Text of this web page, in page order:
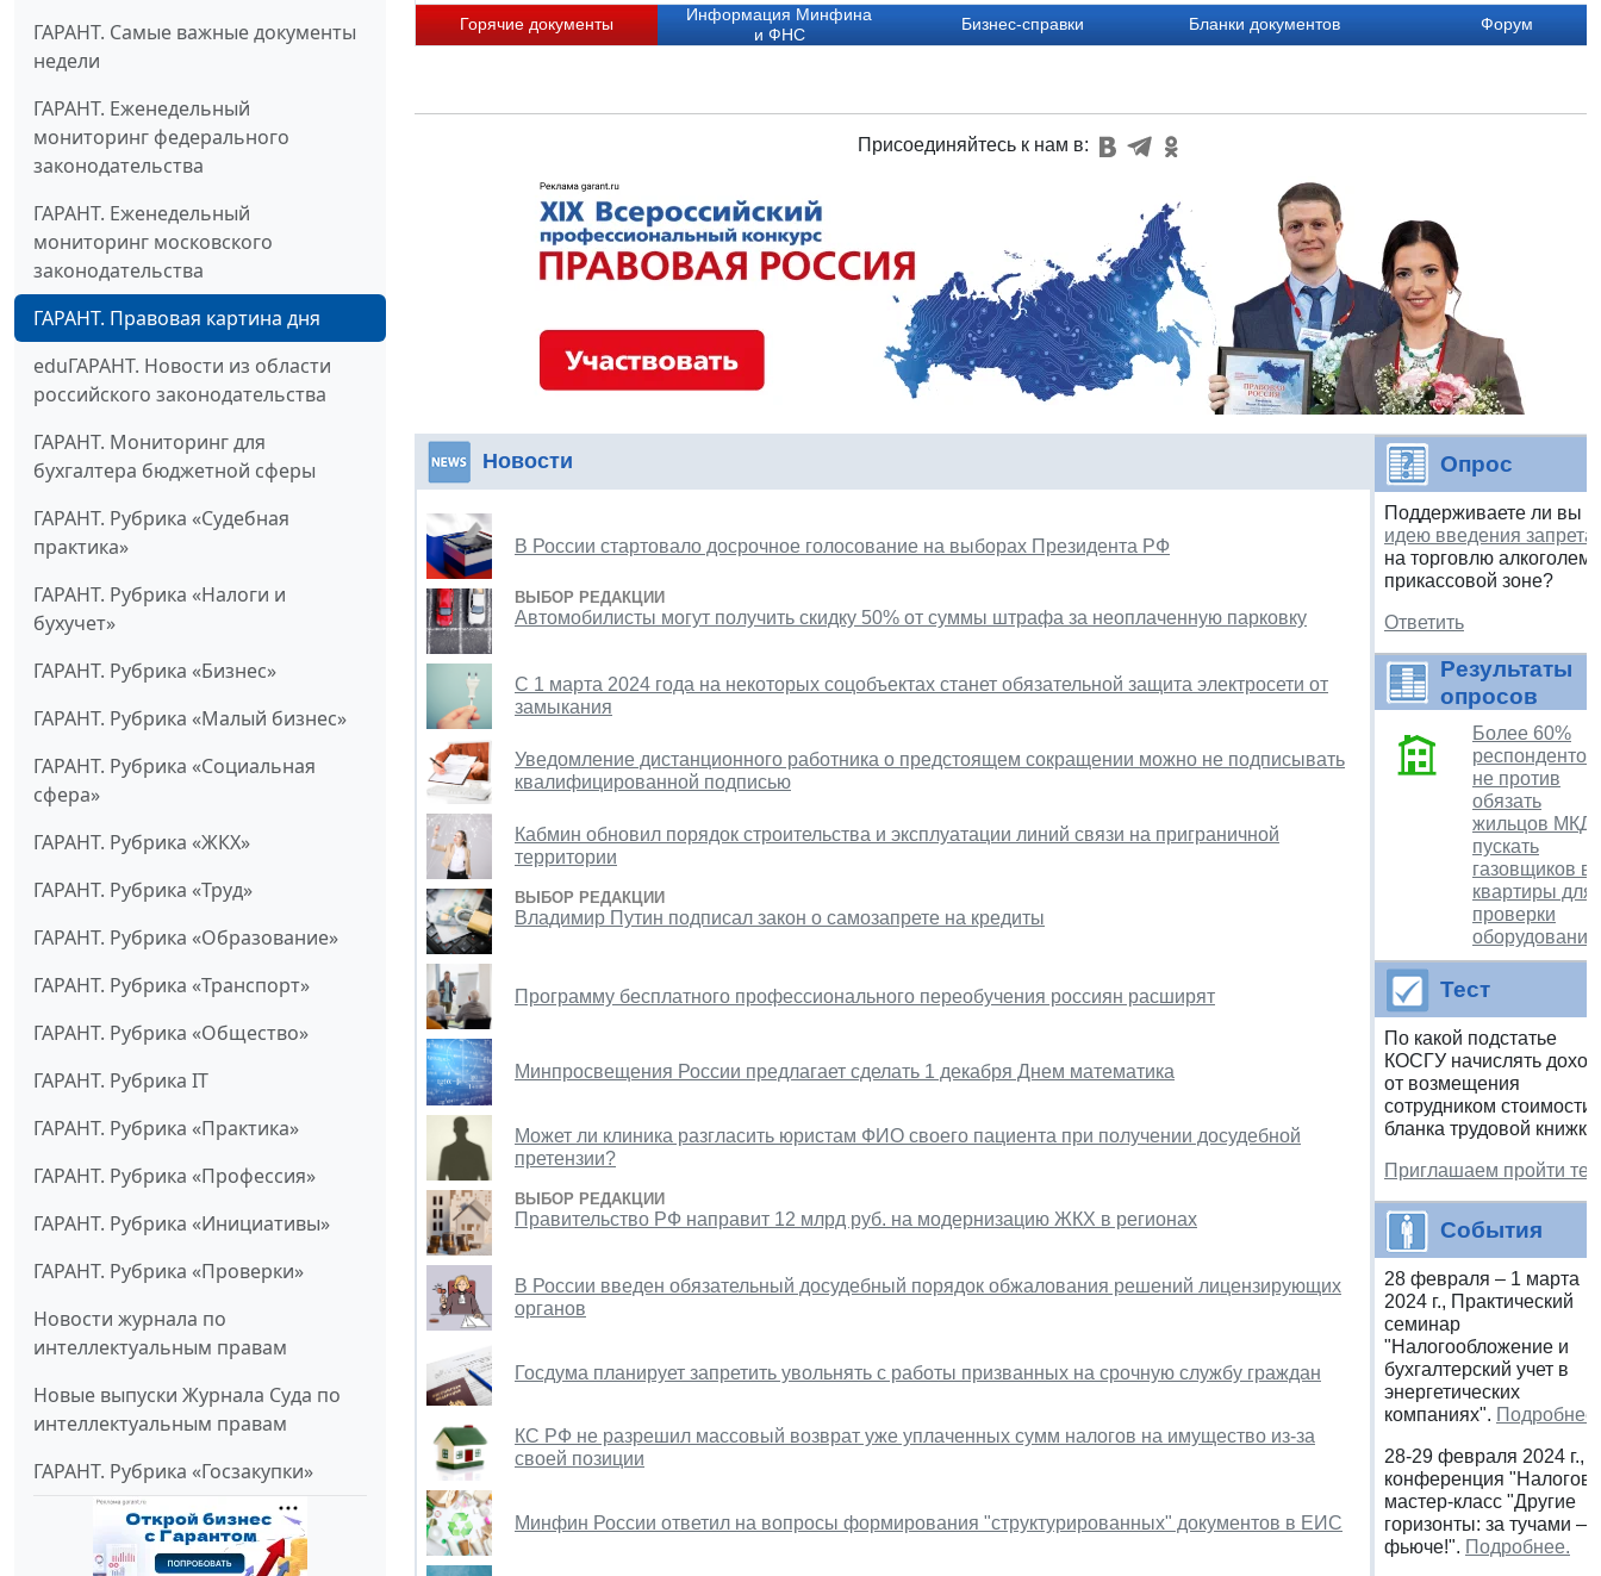
ГАРАНТ. Самые важные документы
недели
ГАРАНТ. Еженедельный
мониторинг федерального
законодательства
ГАРАНТ. Еженедельный
мониторинг московского
законодательства
ГАРАНТ. Правовая картина дня
eduГАРАНТ. Новости из области
российского законодательства
ГАРАНТ. Мониторинг для
бухгалтера бюджетной сферы
ГАРАНТ. Рубрика «Судебная
практика»
ГАРАНТ. Рубрика «Налоги и
бухучет»
ГАРАНТ. Рубрика «Бизнес»
ГАРАНТ. Рубрика «Малый бизнес»
ГАРАНТ. Рубрика «Социальная
сфера»
ГАРАНТ. Рубрика «ЖКХ»
ГАРАНТ. Рубрика «Труд»
ГАРАНТ. Рубрика «Образование»
ГАРАНТ. Рубрика «Транспорт»
ГАРАНТ. Рубрика «Общество»
ГАРАНТ. Рубрика IT
ГАРАНТ. Рубрика «Практика»
ГАРАНТ. Рубрика «Профессия»
ГАРАНТ. Рубрика «Инициативы»
ГАРАНТ. Рубрика «Проверки»
Новости журнала по
интеллектуальным правам
Новые выпуски Журнала Суда по
интеллектуальным правам
ГАРАНТ. Рубрика «Госзакупки»
Горячие документы
Информация Минфина
и ФНС
Бизнес-справки Бланки документов Форум
Присоединяйтесь к нам в:
Новости
В России стартовало досрочное голосование на выборах Президента РФ
ВЫБОР РЕДАКЦИИ
Автомобилисты могут получить скидку 50% от суммы штрафа за неоплаченную парковку
С 1 марта 2024 года на некоторых соцобъектах станет обязательной защита электросети от
замыкания
Уведомление дистанционного работника о предстоящем сокращении можно не подписывать
квалифицированной подписью
Кабмин обновил порядок строительства и эксплуатации линий связи на приграничной
территории
ВЫБОР РЕДАКЦИИ
Владимир Путин подписал закон о самозапрете на кредиты
Программу бесплатного профессионального переобучения россиян расширят
Минпросвещения России предлагает сделать 1 декабря Днем математика
Может ли клиника разгласить юристам ФИО своего пациента при получении досудебной
претензии?
ВЫБОР РЕДАКЦИИ
Правительство РФ направит 12 млрд руб. на модернизацию ЖКХ в регионах
В России введен обязательный досудебный порядок обжалования решений лицензирующих
органов
Госдума планирует запретить увольнять с работы призванных на срочную службу граждан
КС РФ не разрешил массовый возврат уже уплаченных сумм налогов на имущество из-за
своей позиции
Минфин России ответил на вопросы формирования "структурированных" документов в ЕИС
Опрос
Поддерживаете ли вы
идею введения запрета
на торговлю алкоголем
прикассовой зоне?
Ответить
Результаты
опросов
Более 60%
респондентов
не против
обязать
жильцов МКД
пускать
газовщиков в
квартиры для
проверки
оборудования
Тест
По какой подстатье
КОСГУ начислять
от возмещения
сотрудником стоимости
бланка трудовой
Приглашаем пройти
События
28 февраля – 1 марта
2024 г., Практический
семинар
"Налогообложение и
бухгалтерский учет в
энергетических
компаниях". Подробнее.
28-29 февраля 2024 г.,
конференция
мастер-класс "Другие
горизонты: за тучами —
фьюче!". Подробнее.